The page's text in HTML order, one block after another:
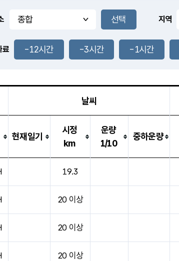
풍도
1.2m/s
-
지역
료 -12시간 -3시간 -1시간
날씨
현재일기
시정
km
운량
1/10
중하운량
19.3
20 이상
20 이상
20 이상